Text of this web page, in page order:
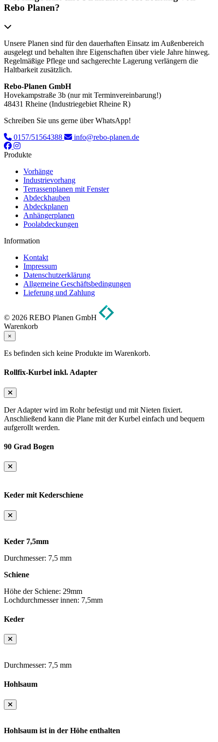
Rebo Planen?
Unsere Planen sind für den dauerhaften Einsatz im Außenbereich
ausgelegt und behalten ihre Eigenschaften über viele Jahre hinweg.
Regelmäßige Pflege und sachgerechte Lagerung verlängern die
Haltbarkeit zusätzlich.
Rebo-Planen GmbH
Hovekampstraße 3b (nur mit Terminvereinbarung!)
48431 Rheine (Industriegebiet Rheine R)
Schreiben Sie uns gerne über WhatsApp!
0157/51564388
info@rebo-planen.de
Produkte
Vorhänge
Industrievorhang
Terrassenplanen mit Fenster
Abdeckhauben
Abdeckplanen
Anhängerplanen
Poolabdeckungen
Information
Kontakt
Impressum
Datenschutzerklärung
Allgemeine Geschäftsbedingungen
Lieferung und Zahlung
© 2026 REBO Planen GmbH
Warenkorb
×
Es befinden sich keine Produkte im Warenkorb.
Rollfix-Kurbel inkl. Adapter
Der Adapter wird im Rohr befestigt und mit Nieten fixiert.
Anschließend kann die Plane mit der Kurbel einfach und bequem
aufgerollt werden.
90 Grad Bogen
Keder mit Kederschiene
Keder 7,5mm
Durchmesser: 7,5 mm
Schiene
Höhe der Schiene: 29mm
Lochdurchmesser innen: 7,5mm
Keder
Durchmesser: 7,5 mm
Hohlsaum
Hohlsaum ist in der Höhe enthalten